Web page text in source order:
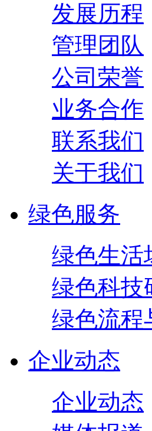
发展历程
管理团队
公司荣誉
业务合作
联系我们
关于我们
绿色服务
绿色生活
绿色科技
绿色流程
企业动态
企业动态